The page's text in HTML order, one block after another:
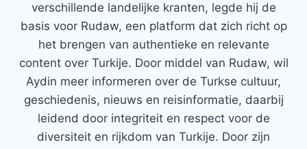
verschillende landelijke kranten, legde hij de
basis voor Rudaw, een platform dat zich richt op
het brengen van authentieke en relevante
content over Turkije. Door middel van Rudaw, wil
Aydin meer informeren over de Turkse cultuur,
geschiedenis, nieuws en reisinformatie, daarbij
leidend door integriteit en respect voor de
diversiteit en rijkdom van Turkije. Door zijn